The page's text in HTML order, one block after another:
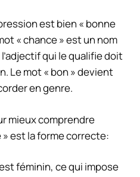
est bien « bonne
« chance » est un nom
qui le qualifie doit
Le mot « bon » devient
en genre.
mieux comprendre
est la forme correcte:
féminin, ce qui impose